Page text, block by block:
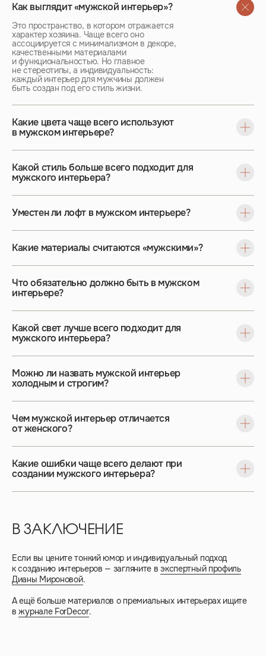
Как выглядит «мужской интерьер»?
Это пространство, в котором отражается
характер хозяина. Чаще всего оно
ассоциируется с минимализмом в декоре,
качественными материалами
и функциональностью. Но главное
не стереотипы, а индивидуальность:
каждый интерьер для мужчины должен
быть создан под его стиль жизни.
Какие цвета чаще всего используют
в мужском интерьере?
Какой стиль больше всего подходит для
мужского интерьера?
Уместен ли лофт в мужском интерьере?
Какие материалы считаются «мужскими»?
Что обязательно должно быть в мужском
интерьере?
Какой свет лучше всего подходит для
мужского интерьера?
Можно ли назвать мужской интерьер
холодным и строгим?
Чем мужской интерьер отличается
от женского?
Какие ошибки чаще всего делают при
создании мужского интерьера?
В ЗАКЛЮЧЕНИЕ
Если вы цените тонкий юмор и индивидуальный подход
к созданию интерьеров — загляните вэкспертный профиль
Дианы Мироновой.
А ещё больше материалов о премиальных интерьерах ищите
вжурнале ForDecor.